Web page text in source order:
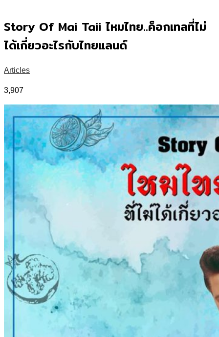
Story Of Mai Taii ไหมไทย..ค็อกเทลที่ไม่
ได้เกี่ยวอะไรกับไทยแลนด์
Articles
3,907